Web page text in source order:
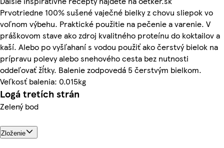
Prvotriedne 100% sušené vaječné bielky z chovu sliepok vo
voľnom výbehu. Praktické použitie na pečenie a varenie. V
práškovom stave ako zdroj kvalitného proteínu do koktailov a
kaší. Alebo po vyšľahaní s vodou použiť ako čerstvý bielok na
prípravu polevy alebo snehového cesta bez nutnosti
oddeľovať žĺtky. Balenie zodpovedá 5 čerstvým bielkom.
Veľkosť balenia: 0.015kg
Logá tretích strán
Zelený bod
Zloženie